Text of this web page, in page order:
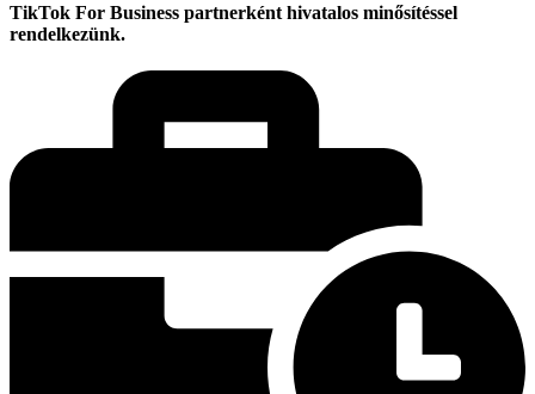
TikTok For Business partnerként hivatalos minősítéssel
rendelkezünk.